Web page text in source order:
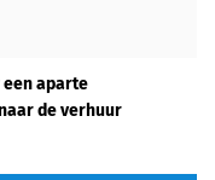
aparte
de verhuur